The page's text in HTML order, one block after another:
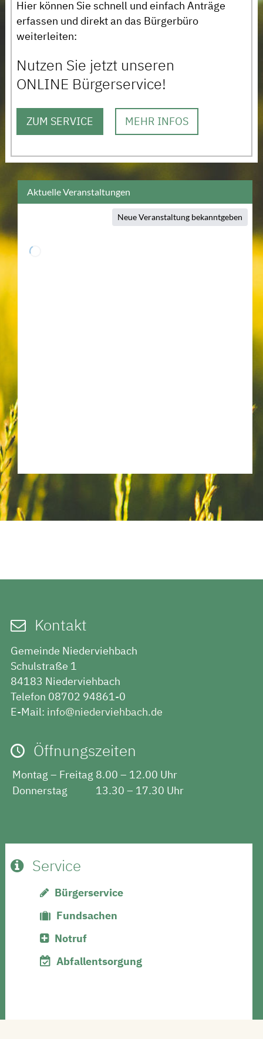
Hier können Sie schnell und einfach Anträge
erfassen und direkt an das Bürgerbüro
weiterleiten:
Nutzen Sie jetzt unseren
ONLINE Bürgerservice!
ZUM SERVICE MEHR INFOS
Kontakt
Gemeinde Niederviehbach
Schulstraße 1
84183 Niederviehbach
Telefon 08702 94861-0
E-Mail: info@niederviehbach.de
Öffnungszeiten
Montag – Freitag 8.00 – 12.00 Uhr
Donnerstag
13.30 – 17.30 Uhr
Service
Bürgerservice
Fundsachen
Notruf
Abfallentsorgung